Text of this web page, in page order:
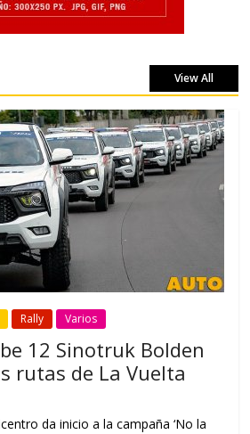
View All
Rally Varios
12 Sinotruk Bolden
rutas de La Vuelta
da inicio a la campaña ‘No la